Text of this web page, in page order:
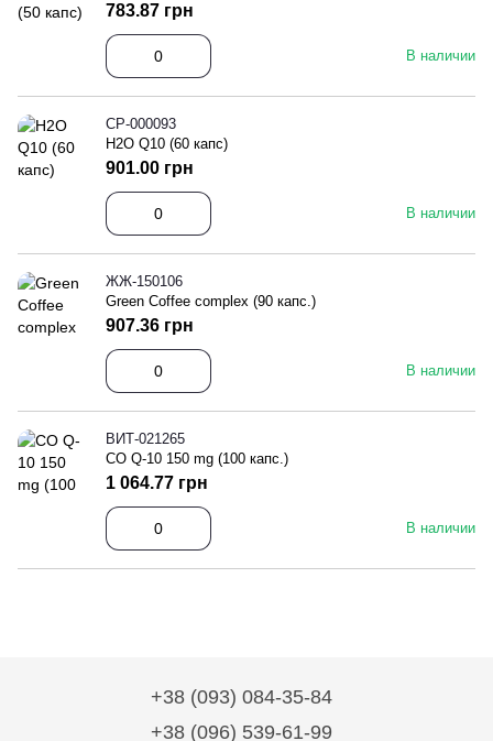
В наличии
783.87 грн
СР-000093
H2O Q10 (60 капс)
В наличии
901.00 грн
ЖЖ-150106
Green Coffee complex (90 капс.)
В наличии
907.36 грн
ВИТ-021265
CO Q-10 150 mg (100 капс.)
В наличии
1 064.77 грн
+38 (093) 084-35-84
+38 (096) 539-61-99